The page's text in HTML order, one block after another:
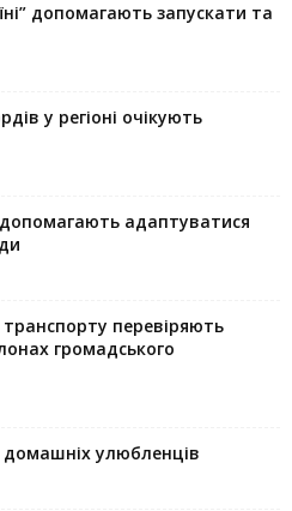
допомагають запускaти та
у регіоні очікують
адаптуватися
перевіряють
громадського
домашніх улюбленців